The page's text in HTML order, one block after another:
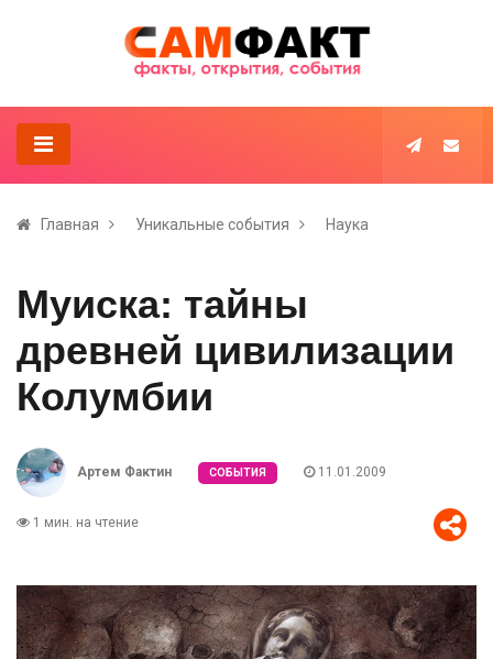
Главная Уникальные события Наука
Муиска: тайны
древней цивилизации
Колумбии
Артем Фактин СОБЫТИЯ 11.01.2009
1 мин. на чтение